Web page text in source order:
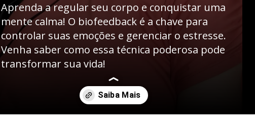
Aprenda a regular seu corpo e conquistar uma
mente calma! O biofeedback é a chave para
controlar suas emoções e gerenciar o estresse.
Venha saber como essa técnica poderosa pode
transformar sua vida!